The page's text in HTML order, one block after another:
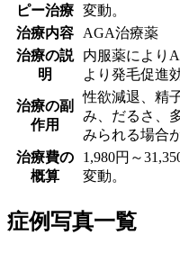
ピー治療
変動。
治療内容
AGA治療薬
治療の説
明
内服薬により
より発毛促進
治療の副
作用
性欲減退、精
み、だるさ、
みられる場合
治療費の
概算
1,980円～
変動。
症例写真一覧